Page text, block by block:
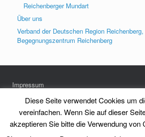
Reichenberger Mundart
Über uns
Verband der Deutschen Region Reichenberg,
Begegnungszentrum Reichenberg
Impressum
Datenschutz
Diese Seite verwendet Cookies um
vereinfachen. Wenn Sie auf dieser
akzeptieren Sie bitte die Verwendung von